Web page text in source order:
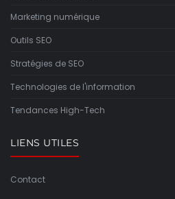
Marketing numérique
Outils SEO
Stratégies de SEO
Technologies de l'information
Tendances High-Tech
LIENS UTILES
Contact